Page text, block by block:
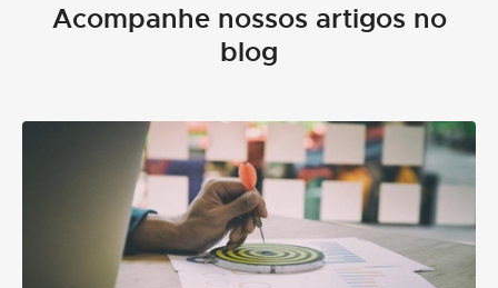
Acompanhe nossos artigos no
blog